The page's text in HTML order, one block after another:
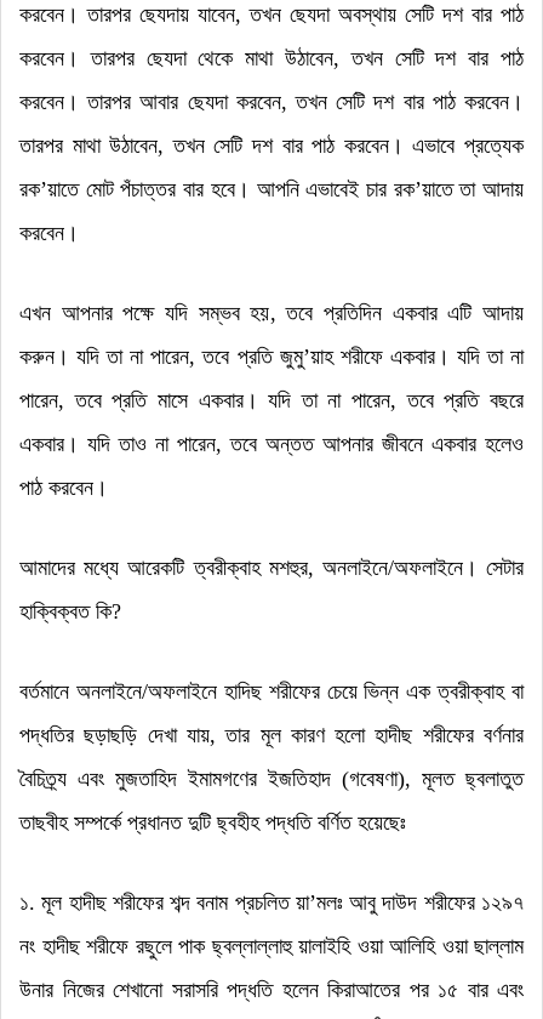
করবেন ।তারপর ছেযদায় যাবেন,তখন ছেযদা অবস্থায় সেটি দশ বার পাঠ
করবেন ।তারপর ছেযদা থেকে মাথা উঠাবেন,তখন সেটি দশ বার পাঠ
করবেন ।তারপর আবার ছেযদা করবেন,তখন সেটি দশ বার পাঠ করবেন ।
তারপর মাথা উঠাবেন,তখন সেটি দশ বার পাঠ করবেন।এভাবে প্রত্যেক
রক’য়াতে মোট পঁচাত্তর বার হবে। আপনি এভাবেই চার রক’য়াতে তা আদায়
করবেন ।
এখন আপনার পক্ষে যদি সম্ভব হয়,তবে প্রতিদিন একবার এটি আদায়
করুন ।যদি তা না পারেন,তবে প্রতি জুমু’য়াহ শরীফে একবার। যদি তা না
পারেন,তবে প্রতি মাসে একবার।যদি তা না পারেন,তবে প্রতি বছরে
একবার। যদি তাও না পারেন,তবে অন্তত আপনার জীবনে একবার হলেও
পাঠ করবেন ।
আমাদের মধ্যে আরেকটি ত্বরীক্বাহ মশহুর, অনলাইনে/অফলাইনে।সেটার
হাক্বিক্বত কি?
বর্তমানে অনলাইনে/অফলাইনে হাদিছ শরীফের চেয়ে ভিন্ন এক ত্বরীক্বাহ বা
পদ্ধতির ছড়াছড়ি দেখা যায়,তার মূল কারণ হলো হাদীছ শরীফের বর্ণনার
বৈচিত্র্য এবং মুজতাহিদ ইমামগণের ইজতিহাদ (গবেষণা), মূলত ছ্বলাতুত
তাছবীহ সম্পর্কে প্রধানত দুটি ছ্বহীহ পদ্ধতি বর্ণিত হয়েছেঃ
১. মূল হাদীছ শরীফের শব্দ বনাম প্রচলিত য়া’মলঃ আবু দাউদ শরীফের ১২৯৭
নং হাদীছ শরীফে রছুলে পাক ছ্বল্লাল্লাহু য়ালাইহি ওয়া আলিহি ওয়া ছাল্লাম
উনার নিজের শেখানো সরাসরি পদ্ধতি হলেন কিরাআতের পর ১৫ বার এবং